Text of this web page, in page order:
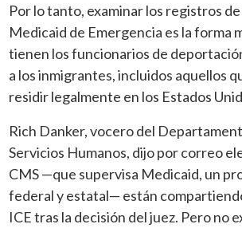
Por lo tanto, examinar los registros
Medicaid de Emergencia es la forma
tienen los funcionarios de
a los inmigrantes, incluidos aquellos
residir legalmente en los Estados
Rich Danker, vocero del
Servicios Humanos, dijo por correo
CMS —que supervisa Medicaid, un
federal y estatal— están
ICE tras la decisión del juez. Pero no